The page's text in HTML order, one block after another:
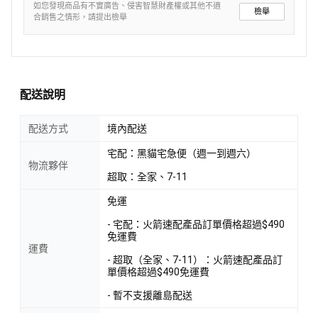
如您發現商品有不實廣告、侵害智慧財產權或其他不適
合銷售之情形，請提出檢舉
檢舉
配送說明
配送方式 境內配送
物流夥伴
宅配：黑貓宅急便（週一到週六）
超取：全家、7-11
運費
免運
- 宅配：火箭速配產品訂單價格超過$490
免運費
- 超取（全家、7-11）：火箭速配產品訂
單價格超過$490免運費
- 暫不支援離島配送